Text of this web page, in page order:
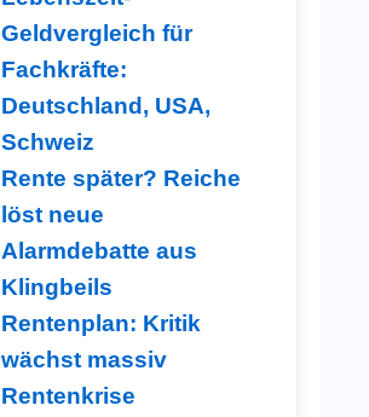
Geldvergleich für
Fachkräfte:
Deutschland, USA,
Schweiz
Rente später? Reiche
löst neue
Alarmdebatte aus
Klingbeils
Rentenplan: Kritik
wächst massiv
Rentenkrise